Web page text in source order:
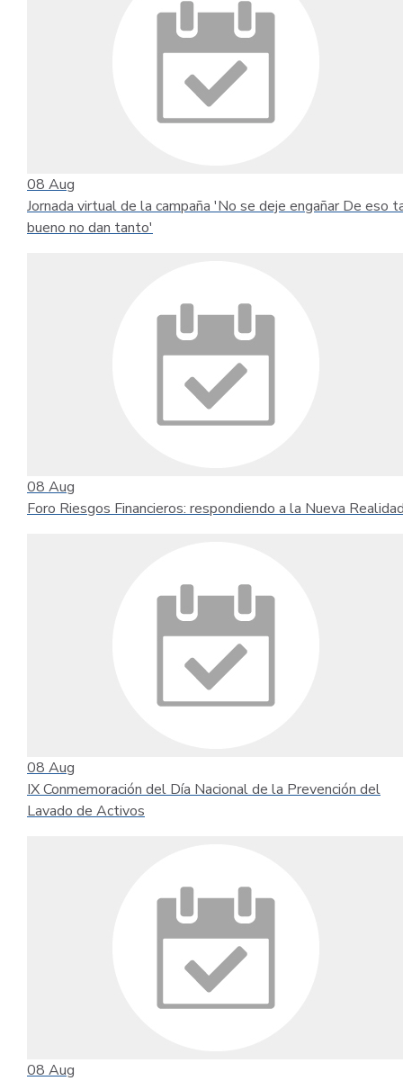
08 Aug
Jornada virtual de la campaña 'No se deje engañar De eso
bueno no dan tanto'
08 Aug
Foro Riesgos Financieros: respondiendo a la Nueva
08 Aug
IX Conmemoración del Día Nacional de la Prevención del
Lavado de Activos
08 Aug